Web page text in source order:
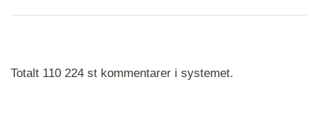
Totalt 110 224 st kommentarer i systemet.